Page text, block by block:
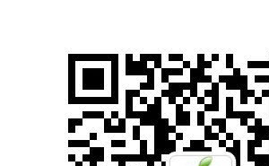
国债指数 229.69 +0.10